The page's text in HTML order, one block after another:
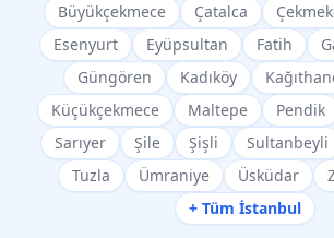
Büyükçekmece
Çatalca
Esenyurt
Eyüpsultan Fatih
Güngören
Kadıköy
Küçükçekmece
Maltepe Pendik
Sarıyer
Şile Şişli Sultanbeyli
Tuzla
Ümraniye Üsküdar
+ Tüm İstanbul